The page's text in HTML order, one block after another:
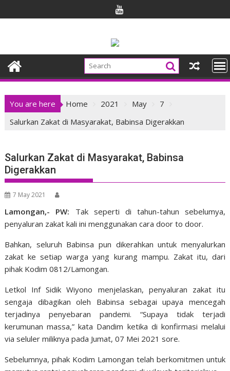
to
You are here Home 2021 May
7
Salurkan Zakat di Masyarakat, Babinsa Digerakkan
Salurkan Zakat di Masyarakat, Babinsa
Digerakkan
7 May 2021
Lamongan,- PW: Tak seperti di tahun-tahun sebelumya,
penyaluran zakat kali ini menggunakan cara door to door.
Bahkan, seluruh Babinsa pun dikerahkan untuk menyalurkan
zakat ke setiap warga yang kurang mampu. Zakat itu, dari
pihak Kodim 0812/Lamongan.
Letkol Inf Sidik Wiyono menjelaskan, penyaluran zakat itu
sengaja dibagikan oleh Babinsa sebagai upaya mencegah
terjadinya penyebaran pandemi. “Supaya tidak terjadi
kerumunan massa,” kata Dandim ketika di konfirmasi melalui
via seluler miliknya pada Jumat, 07 Mei 2021 sore.
Sebelumnya, pihak Kodim Lamongan telah berkomitmen untuk